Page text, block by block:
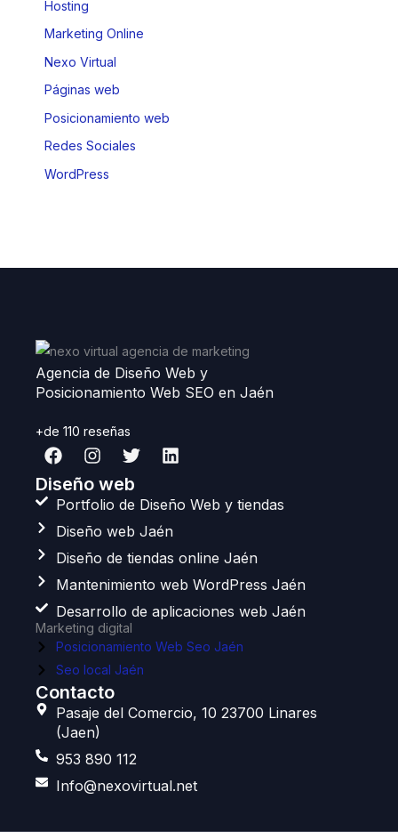
Hosting
Marketing Online
Nexo Virtual
Páginas web
Posicionamiento web
Redes Sociales
WordPress
Agencia de Diseño Web y
Posicionamiento Web SEO en Jaén
+de 110 reseñas
F
a
c
e
b
o
o
k
I
n
s
t
a
g
r
a
m
T
w
i
t
t
e
r
L
i
k
e
d
i
n
Diseño web
Portfolio de Diseño Web y tiendas
Diseño web Jaén
Diseño de tiendas online Jaén
Mantenimiento web WordPress Jaén
Desarrollo de aplicaciones web Jaén
Marketing digital
Posicionamiento Web Seo Jaén
Seo local Jaén
Contacto
Pasaje del Comercio, 10 23700 Linares
(Jaen)
953 890 112
Info@nexovirtual.net